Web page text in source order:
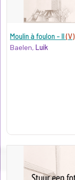
Moulin à foulon - II(V)
Baelen, Luik